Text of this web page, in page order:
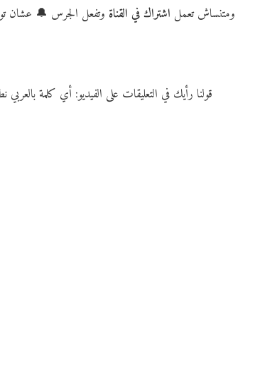
ومتنساش تعمل اشتراك في القناة وتفعل الجرس 🔔 عشان
قولنا رأيك في التعليقات على الفيديو: أي كلمة